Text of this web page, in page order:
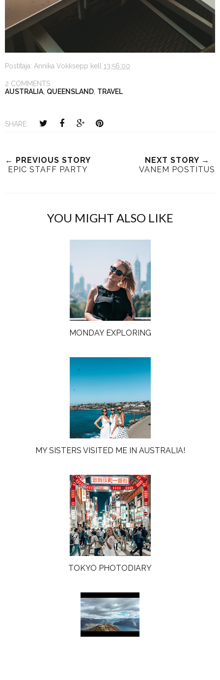
Postitaja: Annika Vokksepp kell 13:56:00
2 COMMENTS
AUSTRALIA QUEENSLAND TRAVEL
SHARE:
← PREVIOUS STORY
EPIC STAFF PARTY
NEXT STORY →
VANEM POSTITUS
YOU MIGHT ALSO LIKE
MONDAY EXPLORING
MY SISTERS VISITED ME IN AUSTRALIA!
TOKYO PHOTODIARY